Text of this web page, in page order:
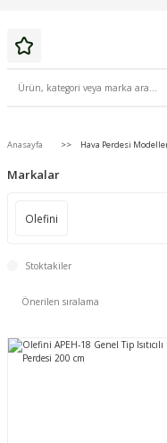
Anasayfa Hava Perdesi
Markalar
Olefini
Stoktakiler